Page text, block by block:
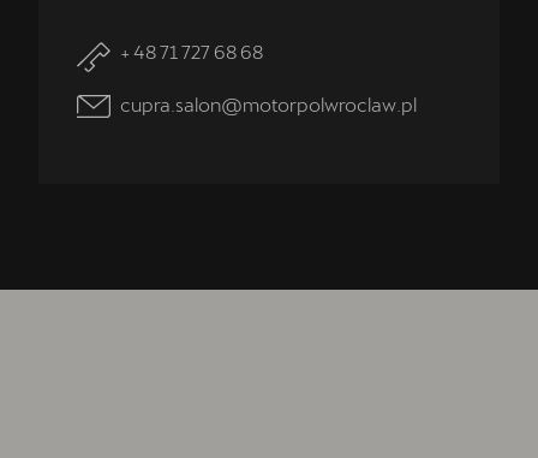
+ 48 71 727 68 68
cupra.salon@motorpolwroclaw.pl